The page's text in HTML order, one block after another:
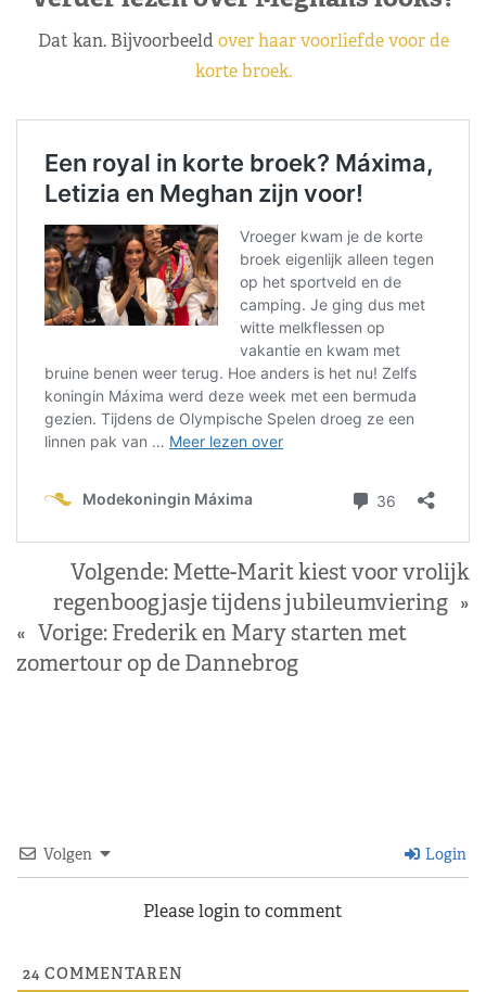
Dat kan. Bijvoorbeeld over haar voorliefde voor de
korte broek.
Volgende: Mette-Marit kiest voor vrolijk
regenboogjasje tijdens jubileumviering »
« Vorige: Frederik en Mary starten met
zomertour op de Dannebrog
Volgen Login
Please login to comment
24 COMMENTAREN